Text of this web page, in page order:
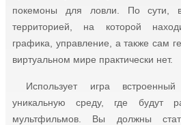
покемоны для ловли. По сути,
территорией, на которой
графика, управление, а также сам
виртуальном мире практически нет.
Использует игра
уникальную среду, где будут
мультфильмов. Вы должны